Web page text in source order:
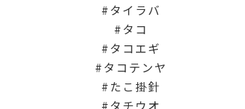
タイラバ
タコ
タコエギ
タコテンヤ
たこ掛針
タチウオ